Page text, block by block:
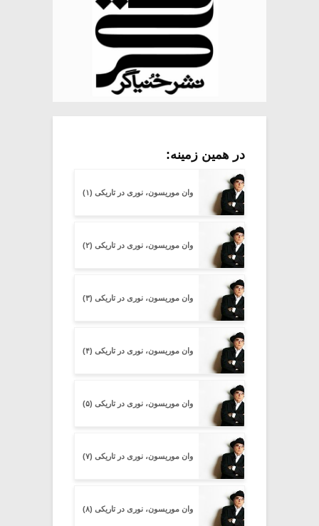
در همین زمینه:
وان موریسون، نوری در تاریکی (۱)
وان موریسون، نوری در تاریکی (۲)
وان موریسون، نوری در تاریکی (۳)
وان موریسون، نوری در تاریکی (۴)
وان موریسون، نوری در تاریکی (۵)
وان موریسون، نوری در تاریکی (۷)
وان موریسون، نوری در تاریکی (۸)